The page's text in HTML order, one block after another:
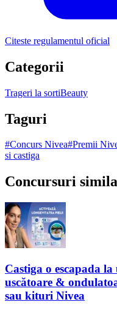
Citeste regulamentul oficial
Categorii
Trageri la sortiBeauty
Taguri
#Concurs Nivea#Premii
si castiga
Concursuri
Castiga o escapada
uscătoare &
sau kituri Nivea